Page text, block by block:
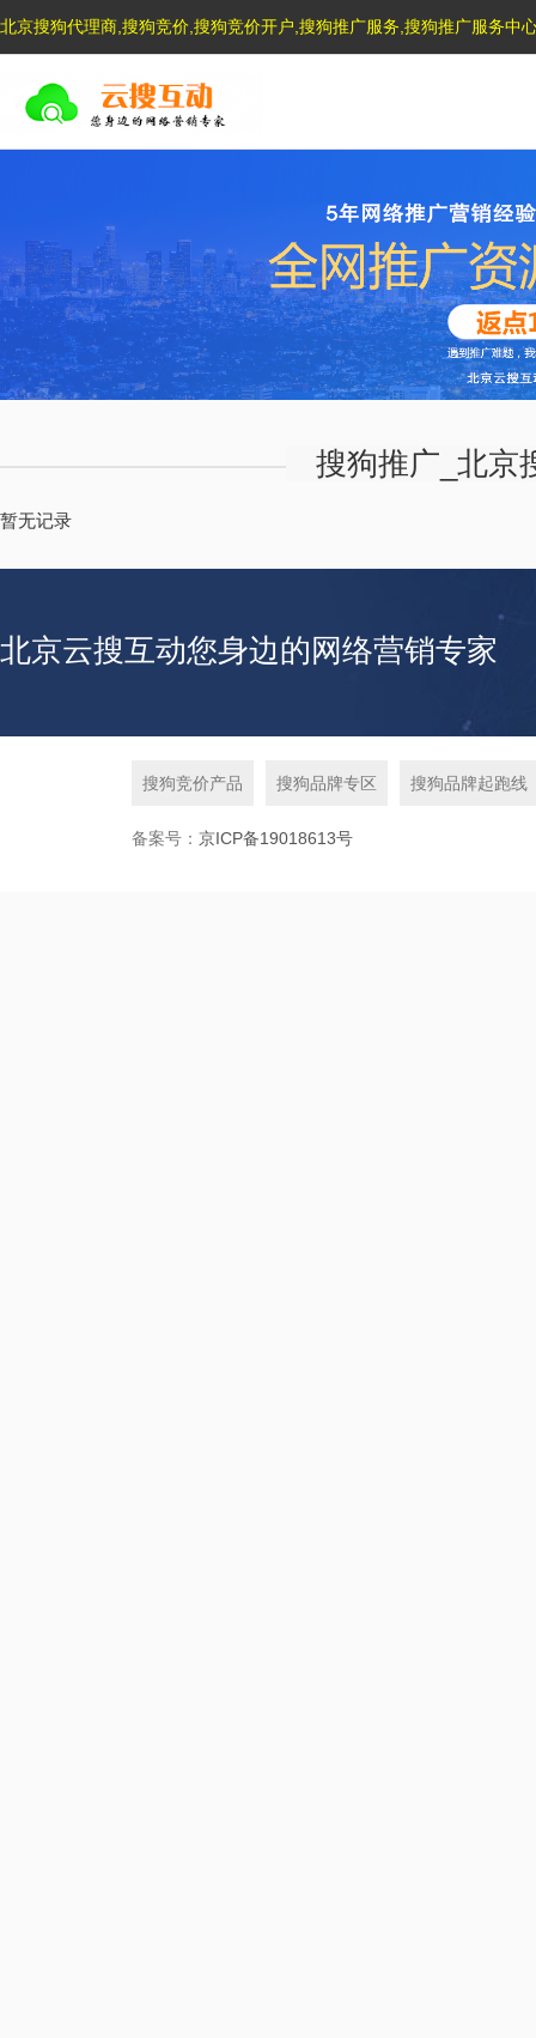
北京搜狗代理商,搜狗竞价,搜狗竞价开户,搜狗推广服务,搜狗推广服务中
搜狗推广_北京
暂无记录
北京云搜互动您身边的网络营销专家
搜狗竞价产品 搜狗品牌专区 搜狗品牌起跑线
备案号： 京ICP备19018613号